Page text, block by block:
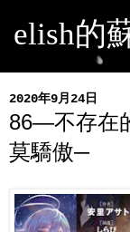
elish的
2020年9月24日
86―不存在
莫驕傲─